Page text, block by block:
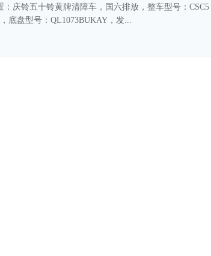
：庆铃五十铃黄牌清障车，国六排放，整车型号：CSC5
底盘型号：QL1073BUKAY，发...